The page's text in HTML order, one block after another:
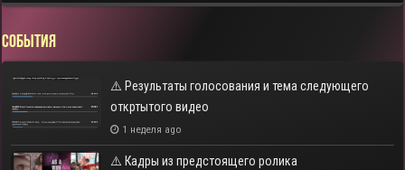
СОБЫТИЯ
⚠️ Результаты голосования и тема следующего
откртытого видео
1 неделя ago
⚠️ Кадры из предстоящего ролика